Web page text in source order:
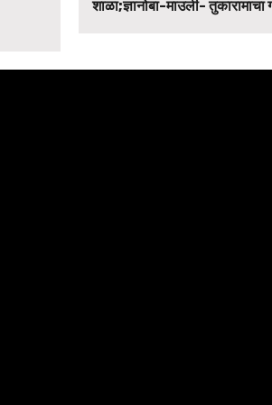
शाळा;ज्ञानोबा-माउली- तुकारामाचा